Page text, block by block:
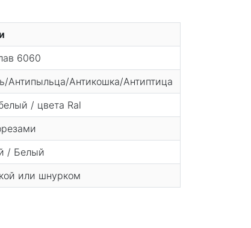
6060
Антипыльца/Антикошка/Антиптица
/ цвета Ral
/ Белый
или шнурком